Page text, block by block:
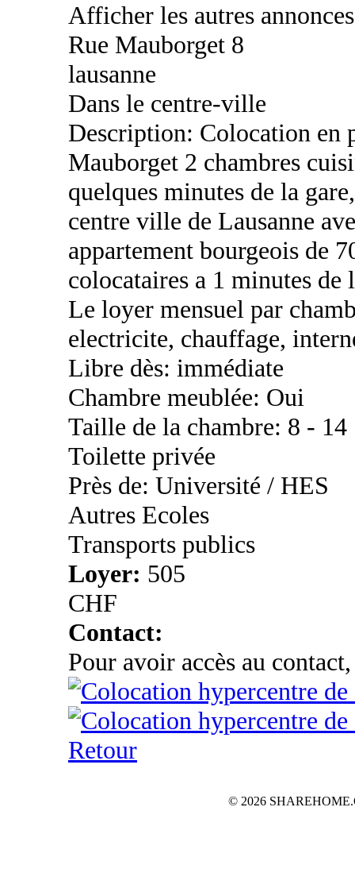
Afficher les autres
Rue Mauborget 8
lausanne
Dans le centre-ville
Description: Colocation en
Mauborget 2 chambres
quelques minutes de la
centre ville de Lausanne
appartement bourgeois de
colocataires a 1 minutes de
Le loyer mensuel par
electricite, chauffage,
Libre dès: immédiate
Chambre meublée: Oui
Taille de la chambre: 8 -
Toilette privée
Près de: Université / HES
Autres Ecoles
Transports publics
Loyer: 505
CHF
Contact:
Pour avoir accès au
Retour
© 2026